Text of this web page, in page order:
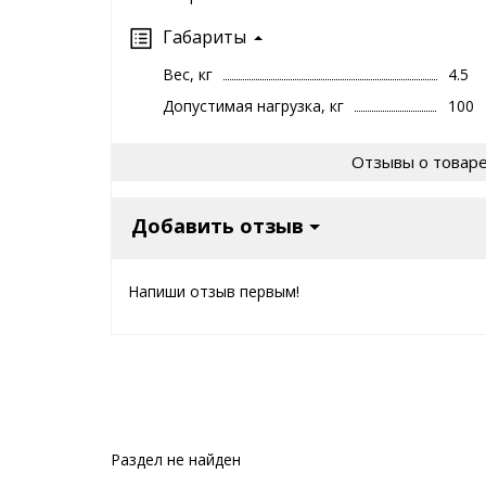
Габариты
Вес, кг
4.5
Допустимая нагрузка, кг
100
Отзывы о
Добавить отзыв
Напиши отзыв первым!
Раздел не найден